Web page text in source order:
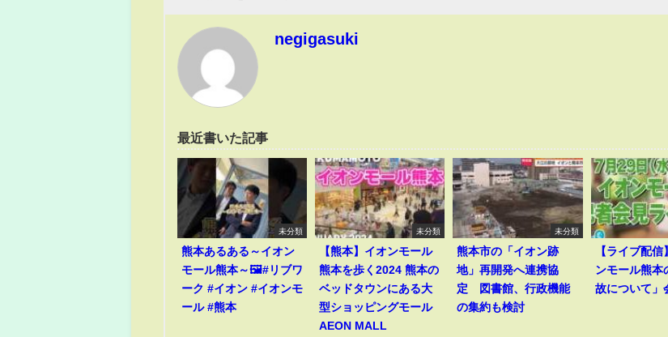
negigasuki
最近書いた記事
未分類
熊本あるある～イオン
モール熊本～🖼️#リブワ
ーク #イオン #イオンモ
ール #熊本
未分類
【熊本】イオンモール
熊本を歩く2024 熊本の
ベッドタウンにある大
型ショッピングモール
AEON MALL
未分類
熊本市の「イオン跡
地」再開発へ連携協
定 図書館、行政機能
の集約も検討
【ライブ配信
ンモール熊本
故について」